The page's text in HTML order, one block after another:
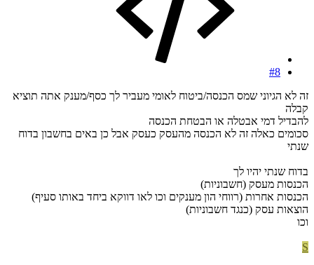
#8
זה לא הגיוני שמס הכנסה/ביטוח לאומי מעביר לך כסף/מענק אתה תוציא
קבלה
להבדיל דמי אבטלה או הבטחת הכנסה
סכומים כאלה זה לא הכנסה מהעסק כעסק אבל כן באים בחשבון בדוח
שנתי
בדוח שנתי יהיו לך
הכנסות מעסק (חשבוניות)
הכנסות אחרות (רווחי הון מענקים וכו לאו דווקא ביחד באותו סעיף)
הוצאות עסק (כנגד חשבוניות)
וכו
S